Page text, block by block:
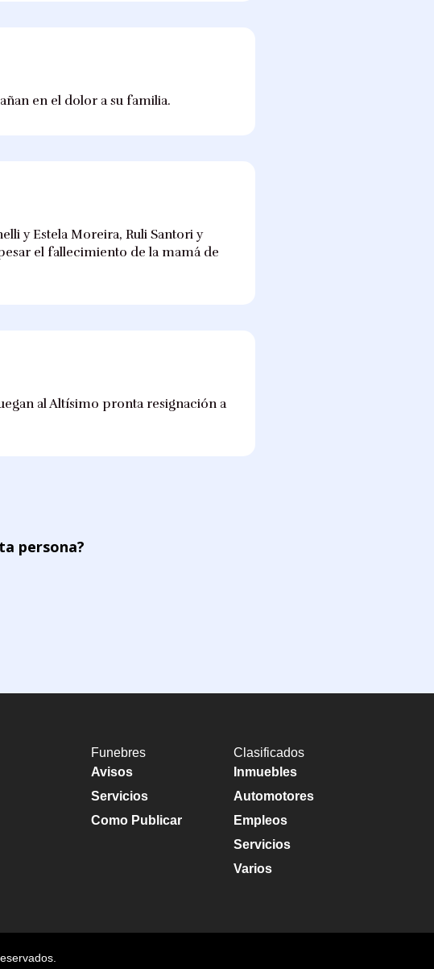
en el dolor a su familia.
y Estela Moreira, Ruli Santori y
el fallecimiento de la mamá de
al Altísimo pronta resignación a
persona?
Funebres
Avisos
Servicios
Como Publicar
Clasificados
Inmuebles
Automotores
Empleos
Servicios
Varios